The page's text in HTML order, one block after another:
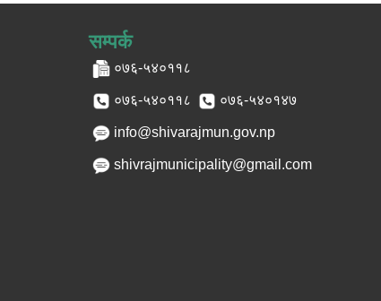
सम्पर्क
०७६-५४०११८
०७६-५४०११८ ०७६-५४०१४७
info@shivarajmun.gov.np
shivrajmunicipality@gmail.com